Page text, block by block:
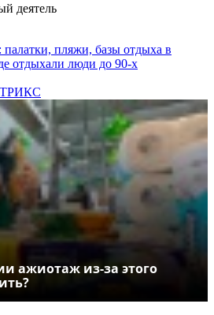
деятель
палатки, пляжи, базы отдыха в
отдыхали люди до 90-х
ажиотаж из-за этого